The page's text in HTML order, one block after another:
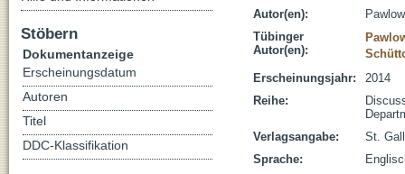
Autor(en):
Tübinger
Autor(en):
Erscheinungsjahr:
2014
Reihe:
Verlagsangabe:
St.
Sprache:
Stöbern
Dokumentanzeige
Erscheinungsdatum
Autoren
Titel
DDC-Klassifikation